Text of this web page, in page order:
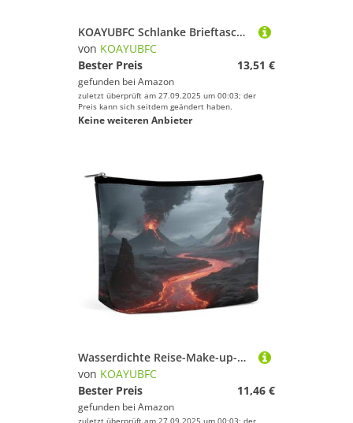
KOAYUBFC Schlanke Brieftasche, kompakt, faltbar, visuelle Illusion, Ledergeldbörsen, minimalistische Brieftaschen für Herren, mit Kreditkartenhalter, Leder, Münzfach, Ausweisfenster, Unisex
von KOAYUBFC
Bester Preis
13,51 €
gefunden bei Amazon
zuletzt überprüft am 27.09.2025 um 00:03; der
Preis kann sich seitdem geändert haben.
Keine weiteren Anbieter
Wasserdichte Reise-Make-up-Tasche, Organizer, PU-Leder, Kosmetiktasche, kleiner Kulturbeutel, niedlich, tragbare Reißverschlusstasche für Damen und Herren, Reisezubehör
von KOAYUBFC
Bester Preis
11,46 €
gefunden bei Amazon
zuletzt überprüft am 27.09.2025 um 00:03; der